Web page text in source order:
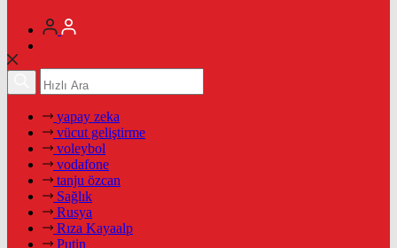
yapay zeka
vücut geliştirme
voleybol
vodafone
tanju özcan
Sağlık
Rusya
Rıza Kayaalp
Putin